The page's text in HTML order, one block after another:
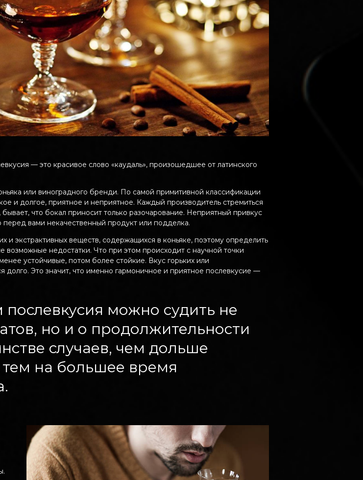
— это красивое слово «каудаль», произошедшее от латинского
или виноградного бренди. По самой примитивной классификации
и долгое, приятное и неприятное. Каждый производитель стремиться
что бокал приносит только разочарование. Неприятный привкус
вами некачественный продукт или подделка.
и экстрактивных веществ, содержащихся в коньяке, поэтому определить
недостатки. Что при этом происходит с научной точки
устойчивые, потом более стойкие. Вкус горьких или
долго. Это значит, что именно гармоничное и приятное послевкусие —
послевкусия можно судить не
но и о продолжительности
случаев, чем дольше
тем на большее время